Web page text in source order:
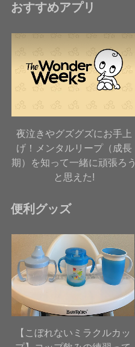
おすすめアプリ
夜泣きやグズグズにお手上
げ！メンタルリープ（成長
期）を知って一緒に頑張ろう
と思えた!
便利グッズ
【こぼれないミラクルカッ